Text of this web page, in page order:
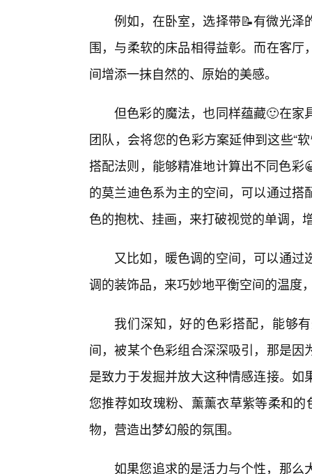
例如，在卧室，选择带📝有微光泽
围，与柔软的床品相得益彰。而在客
间增添一抹自然的、原始的美感。
但色彩的魔法，也同样蕴藏🙂在家
团队，会将您的色彩方案延伸到这些“
搭配法则，能够精准地计算出不同色
的莫兰迪色系为主的空间，可以通过
色的抱枕、挂画，来打破视觉的单调，
又比如，暖色调的空间，可以通
调的装饰品，来巧妙地平衡空间的温度
我们深知，好的色彩搭配，能够
间，被某个色彩组合深深吸引，那是
是致力于发掘并放大这种情感连接。
您推荐如玫瑰粉、薰薰衣草紫等柔和
物，营造出梦幻般的氛围。
如果您追求的是活力与个性，那么